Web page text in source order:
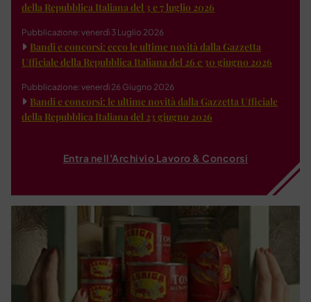
della Repubblica Italiana del 3 e 7 luglio 2026
Pubblicazione: venerdì 3 Luglio 2026
Bandi e concorsi: ecco le ultime novità dalla Gazzetta
Ufficiale della Repubblica Italiana del 26 e 30 giugno 2026
Pubblicazione: venerdì 26 Giugno 2026
Bandi e concorsi: le ultime novità dalla Gazzetta Ufficiale
della Repubblica Italiana del 23 giugno 2026
Entra nell'Archivio Lavoro & Concorsi